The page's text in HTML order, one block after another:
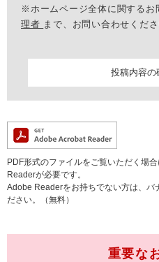
※ホームページ全体に関するお
理者 まで、お問い合わせくださ
PDF形式のファイルをご覧いただく場
Readerが必要です。
Adobe Readerをお持ちでない方は、バ
ださい。（無料）
重要な